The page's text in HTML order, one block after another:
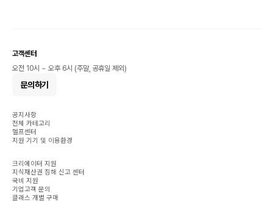
고객센터
오전 10시 ~ 오후 6시 (주말, 공휴일 제외)
문의하기
공지사항
전체 카테고리
헬프센터
지원 기기 및 이용환경
크리에이터 지원
지식재산권 침해 신고 센터
국비 지원
기업고객 문의
클래스 개별 구매